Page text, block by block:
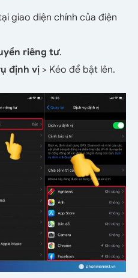
giao diện chính của điện
riêng tư.
định vị > Kéo để bật lên.